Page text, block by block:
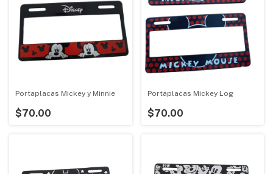
Portaplacas Mickey y Minnie
$70.00
Portaplacas Mickey Log
$70.00